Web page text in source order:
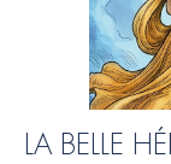
LA BELLE